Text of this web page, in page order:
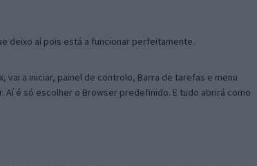
deixo aí pois está a funcionar perfeitamente.
vai a iniciar, painel de controlo, Barra de tarefas e menu
Aí é só escolher o Browser predefinido. E tudo abrirá como